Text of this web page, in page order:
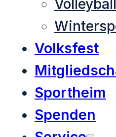
Volleyball
Volksfest
Sportheim
Spenden